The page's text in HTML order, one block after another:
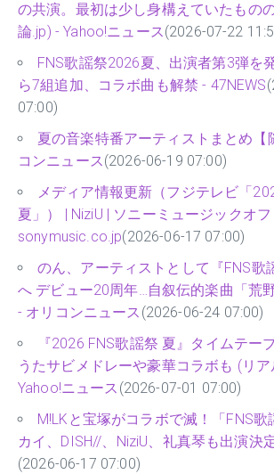
の共演。最初は少し身構えていたもの
論.jp) - Yahoo!ニュース(2026-07-22
FNS歌謡祭2026夏、出演者第3弾を
ら7組追加、コラボ曲も解禁 - 47NEWS
07:00)
夏の音楽特番アーティストまとめ【
コンニュース(2026-06-19 07:00)
メディア情報更新（フジテレビ「
夏」） | NiziU | ソニーミュージックオ
sonymusic.co.jp(2026-06-17 07:00)
のん、アーティストとして『FNS歌
へ デビュー20周年…自叙伝的楽曲「荒
- オリコンニュース (2026-06-24 07:00)
『2026 FNS歌謡祭 夏』タイムテー
うたサビメドレーや豪華コラボも (リ
Yahoo!ニュース (2026-07-01 07:00)
M!LKと宝塚がコラボで滅！「FNS歌
カイ、DISH//、NiziU、礼真琴も出演決
(2026-06-17 07:00)